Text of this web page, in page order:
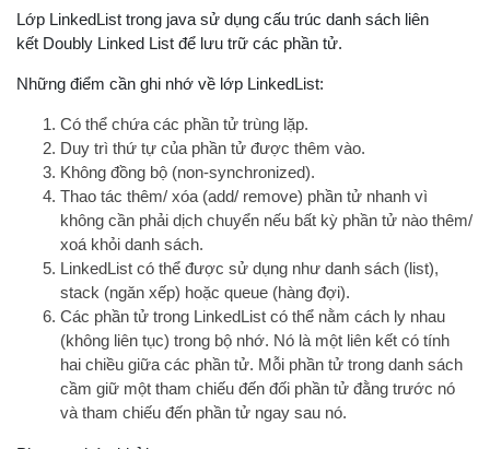
Lớp LinkedList trong java sử dụng cấu trúc danh sách liên
kết Doubly Linked List để lưu trữ các phần tử.
Những điểm cần ghi nhớ về lớp LinkedList:
Có thể chứa các phần tử trùng lặp.
Duy trì thứ tự của phần tử được thêm vào.
Không đồng bộ (non-synchronized).
Thao tác thêm/ xóa (add/ remove) phần tử nhanh vì
không cần phải dịch chuyển nếu bất kỳ phần tử nào thêm/
xoá khỏi danh sách.
LinkedList có thể được sử dụng như danh sách (list),
stack (ngăn xếp) hoặc queue (hàng đợi).
Các phần tử trong LinkedList có thể nằm cách ly nhau
(không liên tục) trong bộ nhớ. Nó là một liên kết có tính
hai chiều giữa các phần tử. Mỗi phần tử trong danh sách
cầm giữ một tham chiếu đến đối phần tử đằng trước nó
và tham chiếu đến phần tử ngay sau nó.